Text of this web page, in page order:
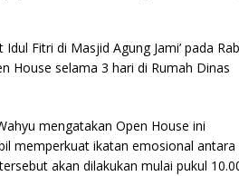
Fitri di Masjid Agung Jami’ pada
House selama 3 hari di Rumah Dinas
mengatakan Open House ini
memperkuat ikatan emosional antara
akan dilakukan mulai pukul